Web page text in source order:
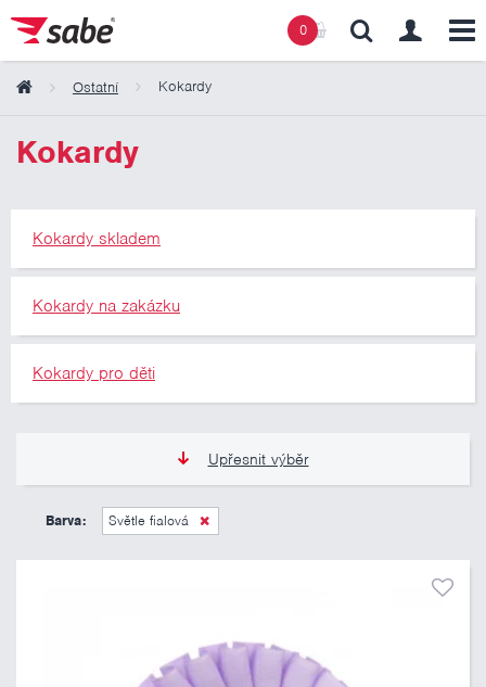
0
Ostatní Kokardy
Kokardy
Kokardy skladem
Kokardy na zakázku
Kokardy pro děti
Upřesnit výběr
45 Kč
Barva: Světle fialová
Obsah košíku